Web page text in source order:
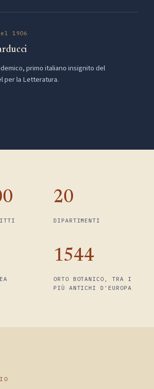
1906
primo italiano insignito del
per la Letteratura.
20
DIPARTIMENTI
1544
ORTO BOTANICO, TRA I
PIÙ ANTICHI D'EUROPA